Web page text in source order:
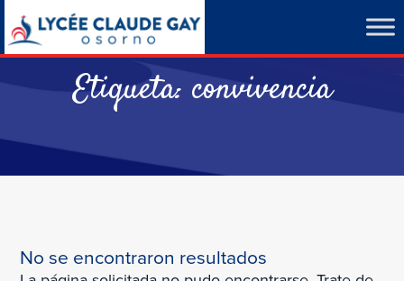
Etiqueta: convivencia
No se encontraron resultados